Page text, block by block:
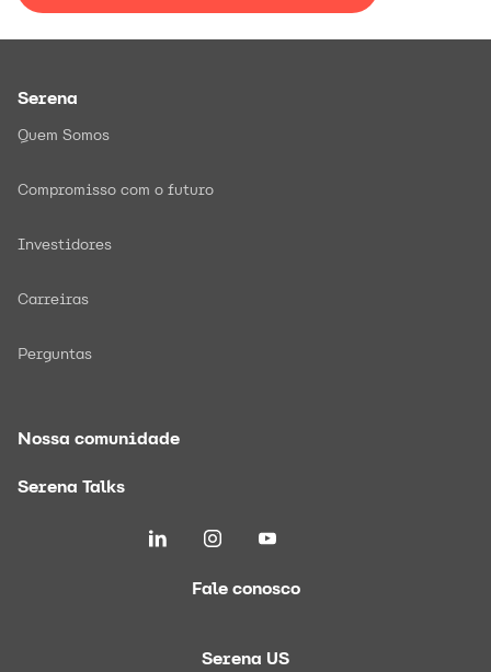
Serena
Quem Somos
Compromisso com o futuro
Investidores
Carreiras
Perguntas
Nossa comunidade
Serena Talks
Fale conosco
Serena US